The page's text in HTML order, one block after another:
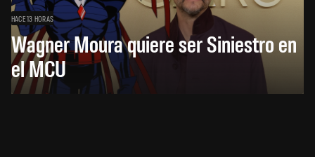
HACE 13 HORAS
Wagner Moura quiere ser Siniestro en
el MCU